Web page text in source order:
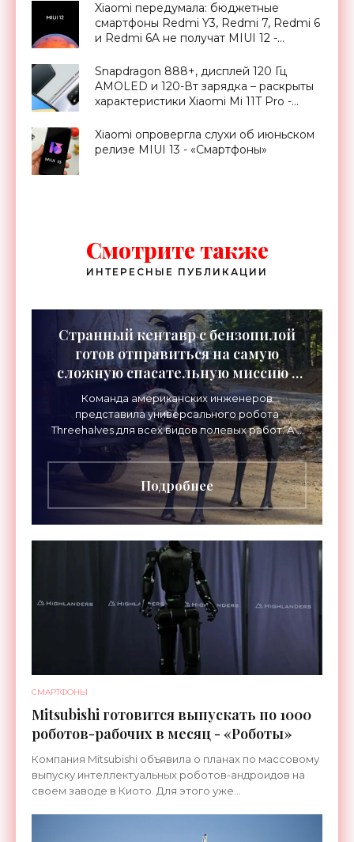
Xiaomi передумала: бюджетные
смартфоны Redmi Y3, Redmi 7, Redmi 6
и Redmi 6A не получат MIUI 12 -
Snapdragon 888+, дисплей 120 Гц
AMOLED и 120-Вт зарядка – раскрыты
характеристики Xiaomi Mi 11T Pro -
Xiaomi опровергла слухи об июньском
релизе MIUI 13 - «Смартфоны»
Смотрите также
ИНТЕРЕСНЫЕ ПУБЛИКАЦИИ
Странный кентавр с бензопилой
готов отправиться на самую
сложную спасательную миссию -
«Роботы»
Команда американских инженеров
представила универсального робота
Threehalves для всех видов полевых работ. А в
первую очередь – для спасательных миссий с
прицелом на работу в зонах
Подробнее
СМАРТФОНЫ
Mitsubishi готовится выпускать по 1000
роботов-рабочих в месяц - «Роботы»
Компания Mitsubishi объявила о планах по массовому
выпуску интеллектуальных роботов-андроидов на
своем заводе в Киото. Для этого уже